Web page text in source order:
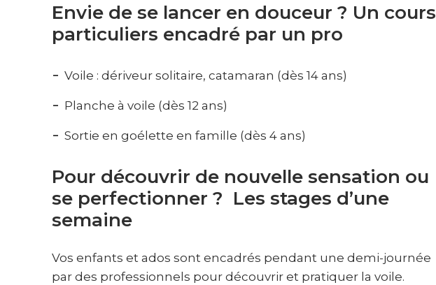
Envie de se lancer en douceur ? Un cours
particuliers encadré par un pro
Voile : dériveur solitaire, catamaran (dès 14 ans)
Planche à voile (dès 12 ans)
Sortie en goélette en famille (dès 4 ans)
Pour découvrir de nouvelle sensation ou
se perfectionner ? Les stages d’une
semaine
Vos enfants et ados sont encadrés pendant une demi-journée
par des professionnels pour découvrir et pratiquer la voile.